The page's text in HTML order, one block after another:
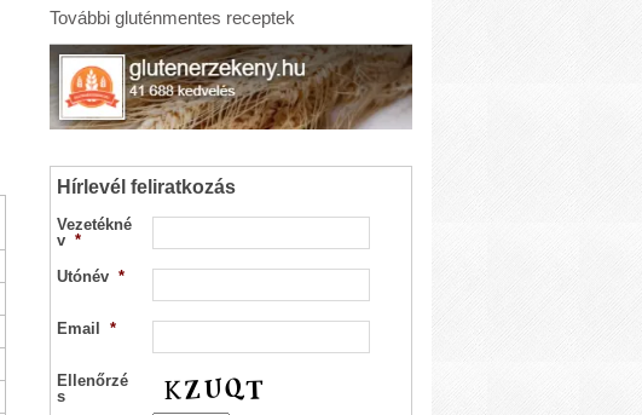
További gluténmentes receptek
Hírlevél feliratkozás
Vezetékné
v *
Utónév *
Email *
Ellenőrzé
s